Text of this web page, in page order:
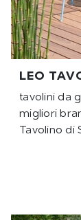
LEO
tavolini da
migliori
Tavolino